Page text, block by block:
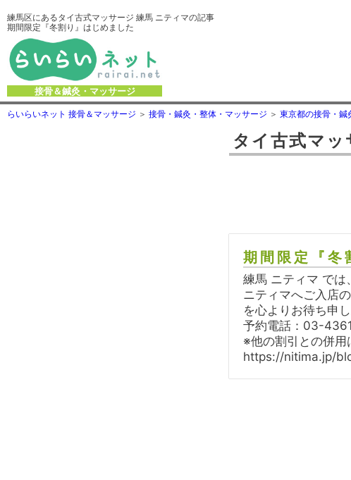
練馬区にあるタイ古式マッサージ 練馬 ニティマの記事
期間限定『冬割り』はじめました
接骨＆鍼灸・マッサージ
らいらいネット 接骨＆マッサージ 接骨・鍼灸・整体・マッサージ 東京都の接骨・鍼
タイ古式マ
期間限定『冬
練馬 ニティマ で
ニティマへご入店
を心よりお待ち申
予約電話： 03-
※他の割引との併用
https://nitima.jp/